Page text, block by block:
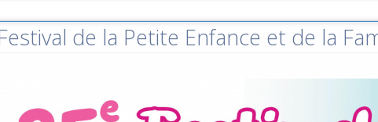
de la Petite Enfance et de la